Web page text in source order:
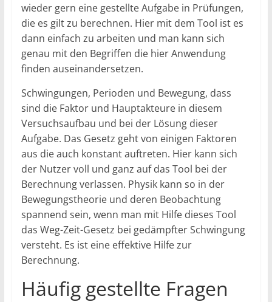
wieder gern eine gestellte Aufgabe in Prüfungen,
die es gilt zu berechnen. Hier mit dem Tool ist es
dann einfach zu arbeiten und man kann sich
genau mit den Begriffen die hier Anwendung
finden auseinandersetzen.
Schwingungen, Perioden und Bewegung, dass
sind die Faktor und Hauptakteure in diesem
Versuchsaufbau und bei der Lösung dieser
Aufgabe. Das Gesetz geht von einigen Faktoren
aus die auch konstant auftreten. Hier kann sich
der Nutzer voll und ganz auf das Tool bei der
Berechnung verlassen. Physik kann so in der
Bewegungstheorie und deren Beobachtung
spannend sein, wenn man mit Hilfe dieses Tool
das Weg-Zeit-Gesetz bei gedämpfter Schwingung
versteht. Es ist eine effektive Hilfe zur
Berechnung.
Häufig gestellte Fragen